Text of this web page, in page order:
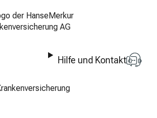
Hilfe und Kontakt